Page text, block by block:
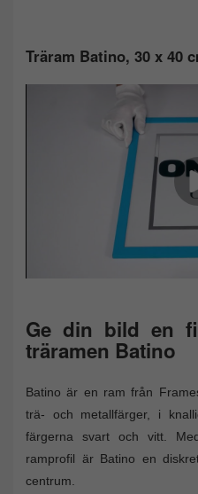
Träram Batino, 30 x 40
Ge din bild en
träramen Batino
Batino är en ram från
trä- och metallfärger, i
färgerna svart och vitt.
ramprofil är Batino en
centrum.